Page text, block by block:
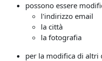
possono essere
l'indirizzo email
la città
la fotografia
per la modifica di altri